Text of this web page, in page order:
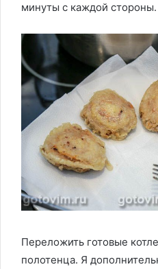
минуты с каждой стороны.
Переложить готовые
полотенца. Я